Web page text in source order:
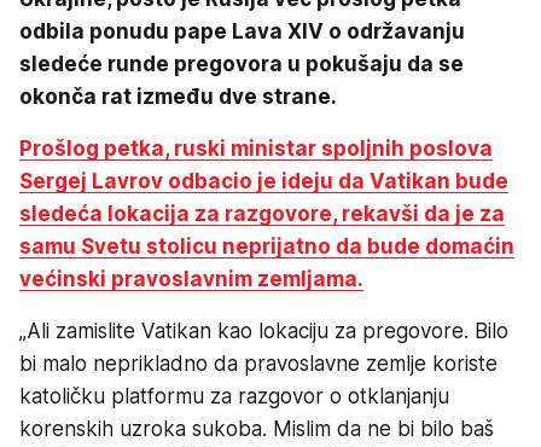
odbila ponudu pape Lava XIV o održavanju
sledeće runde pregovora u pokušaju da se
okonča rat između dve strane.
Prošlog petka, ruski ministar spoljnih poslova
Sergej Lavrov odbacio je ideju da Vatikan bude
sledeća lokacija za razgovore, rekavši da je za
samu Svetu stolicu neprijatno da bude domaćin
većinski pravoslavnim zemljama.
„Ali zamislite Vatikan kao lokaciju za pregovore. Bilo
bi malo neprikladno da pravoslavne zemlje koriste
katoličku platformu za razgovor o otklanjanju
korenskih uzroka sukoba. Mislim da ne bi bilo baš